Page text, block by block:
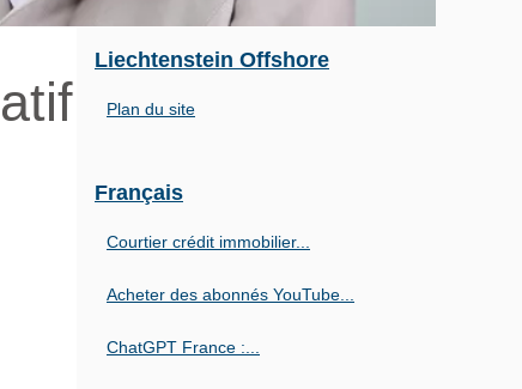
Liechtenstein Offshore
Plan du site
Français
Courtier crédit immobilier...
Acheter des abonnés YouTube...
ChatGPT France :...